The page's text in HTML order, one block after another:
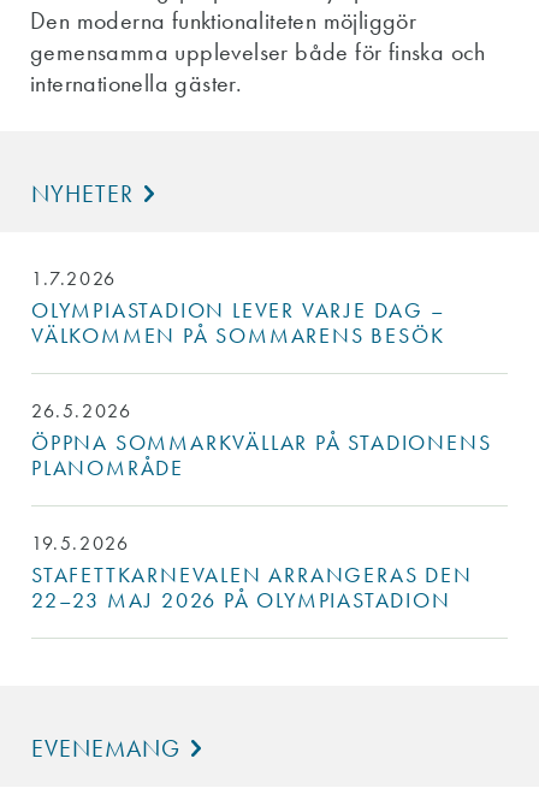
Den moderna funktionaliteten möjliggör
gemensamma upplevelser både för finska och
internationella gäster.
NYHETER
1.7.2026
OLYMPIASTADION LEVER VARJE DAG –
VÄLKOMMEN PÅ SOMMARENS BESÖK
26.5.2026
ÖPPNA SOMMARKVÄLLAR PÅ STADIONENS
PLANOMRÅDE
19.5.2026
STAFETTKARNEVALEN ARRANGERAS DEN
22–23 MAJ 2026 PÅ OLYMPIASTADION
EVENEMANG